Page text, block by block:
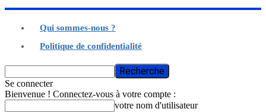
Qui sommes-nous ?
Politique de confidentialité
Se connecter
Bienvenue ! Connectez-vous à votre compte :
votre nom d'utilisateur